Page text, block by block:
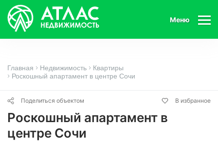
Меню
Главная Недвижимость
Квартиры
Роскошный апартамент в центре Сочи
Поделиться объектом В избранное
Роскошный апартамент в
центре Сочи